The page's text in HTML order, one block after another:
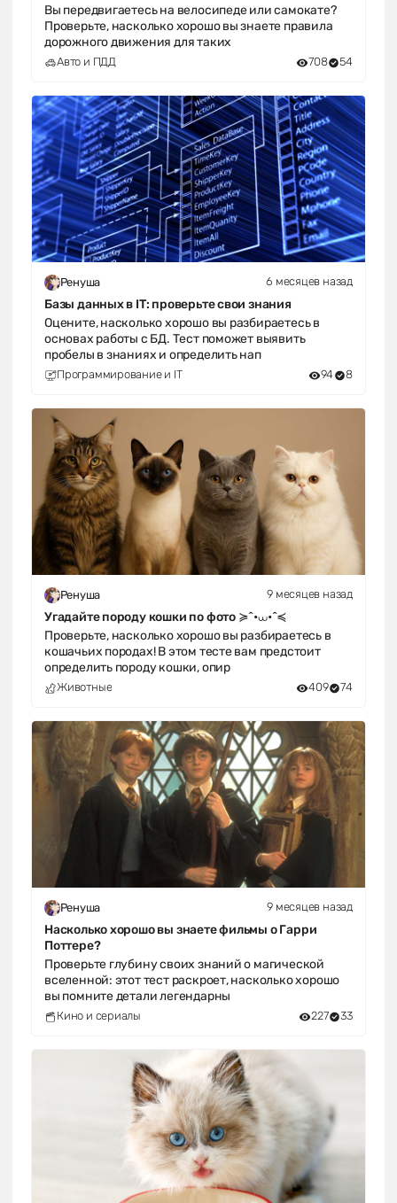
Вы передвигаетесь на велосипеде или самокате?
Проверьте, насколько хорошо вы знаете правила
дорожного движения для таких
Авто и ПДД 708 54
Ренуша 6 месяцев назад
Базы данных в IT: проверьте свои знания
Оцените, насколько хорошо вы разбираетесь в
основах работы с БД. Тест поможет выявить
пробелы в знаниях и определить нап
Программирование и IT 94 8
Ренуша 9 месяцев назад
Угадайте породу кошки по фото ≽^•⩊•^≼
Проверьте, насколько хорошо вы разбираетесь в
кошачьих породах! В этом тесте вам предстоит
определить породу кошки, опир
Животные 409 74
Ренуша 9 месяцев назад
Насколько хорошо вы знаете фильмы о Гарри
Поттере?
Проверьте глубину своих знаний о магической
вселенной: этот тест раскроет, насколько хорошо
вы помните детали легендарны
Кино и сериалы 227 33